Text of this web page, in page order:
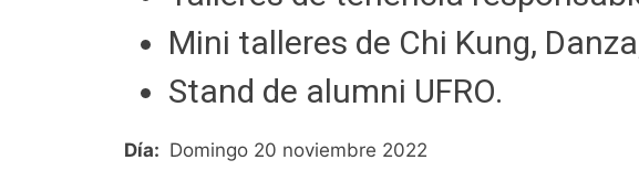
Mini talleres de Chi Kung,
Stand de alumni UFRO.
Día: Domingo 20 noviembre 2022